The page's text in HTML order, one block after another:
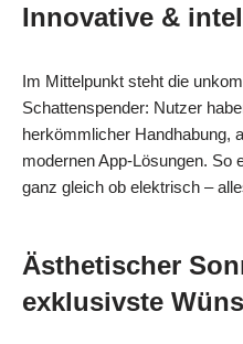
Innovative &
Im Mittelpunkt steht die
Schattenspender: Nutzer
herkömmlicher Handhabung,
modernen App-Lösungen. So
ganz gleich ob elektrisch –
Ästhetischer
exklusivste